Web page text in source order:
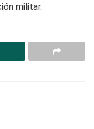
militar.